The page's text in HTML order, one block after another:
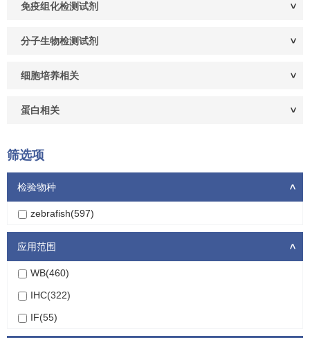
免疫组化检测试剂
分子生物检测试剂
细胞培养相关
蛋白相关
筛选项
检验物种 >
zebrafish(597)
应用范围 >
WB(460)
IHC(322)
IF(55)